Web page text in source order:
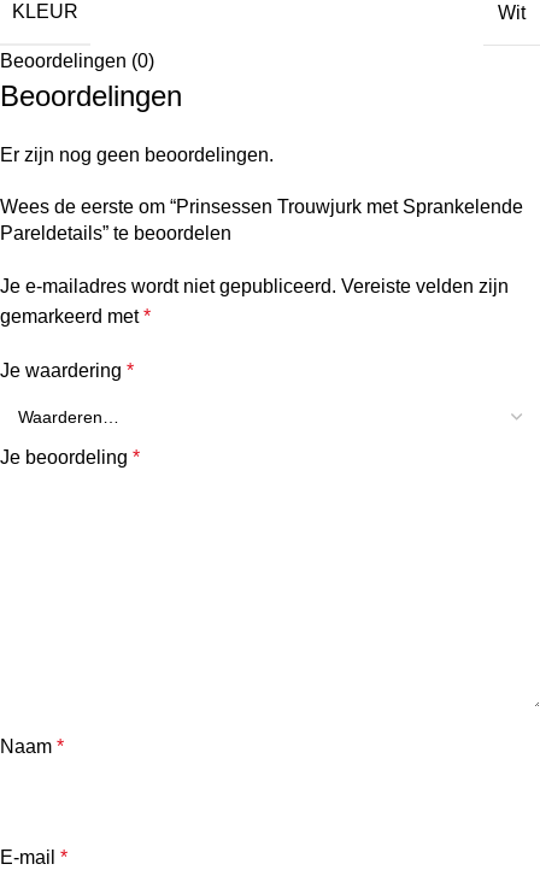
KLEUR Wit
Beoordelingen (0)
Beoordelingen
Er zijn nog geen beoordelingen.
Wees de eerste om “Prinsessen Trouwjurk met Sprankelende
Pareldetails” te beoordelen
Je e-mailadres wordt niet gepubliceerd. Vereiste velden zijn
gemarkeerd met*
Je waardering *
Je beoordeling *
Naam *
E-mail *